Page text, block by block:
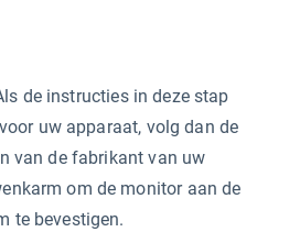
de instructies in deze stap
uw apparaat, volg dan de
van de fabrikant van uw
om de monitor aan de
te bevestigen.